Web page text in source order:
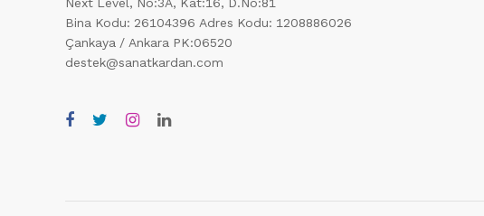
Bina Kodu: 26104396 Adres Kodu: 1208886026
Çankaya / Ankara PK:06520
destek@sanatkardan.com